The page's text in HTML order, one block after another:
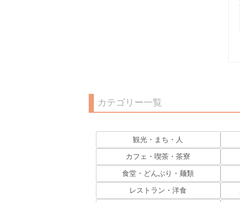
カテゴリー一覧
観光・まち・人
カフェ・喫茶・茶寮
食堂・どんぶり・麺類
レストラン・洋食